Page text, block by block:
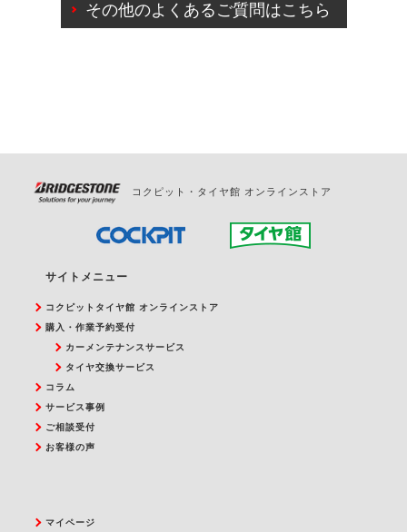
ご来店予約日の3営業日前を過ぎている場合のご予約
の日時変更につきましては、直接ご予約の店舗まで
その他のよくあるご質問はこちら
コクピット・タイヤ館 オンラインストア
サイトメニュー
コクピットタイヤ館 オンラインストア
購入・作業予約受付
カーメンテナンスサービス
タイヤ交換サービス
コラム
サービス事例
ご相談受付
お客様の声
マイページ